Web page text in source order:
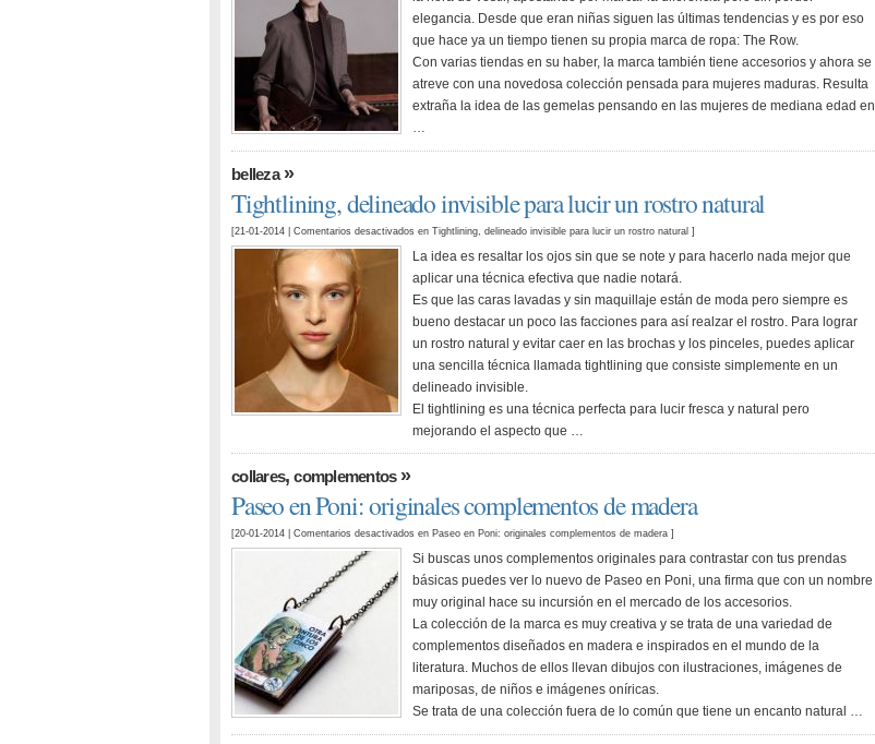
elegancia. Desde que eran niñas siguen las últimas tendencias y es por eso
que hace ya un tiempo tienen su propia marca de ropa: The Row.
Con varias tiendas en su haber, la marca también tiene accesorios y ahora se
atreve con una novedosa colección pensada para mujeres maduras. Resulta
extraña la idea de las gemelas pensando en las mujeres de mediana edad en
belleza»
Tightlining, delineado invisible para lucir un rostro natural
[21-01-2014 | Comentarios desactivados en Tightlining, delineado invisible para lucir un rostro natural ]
La idea es resaltar los ojos sin que se note y para hacerlo nada mejor que
aplicar una técnica efectiva que nadie notará.
Es que las caras lavadas y sin maquillaje están de moda pero siempre es
bueno destacar un poco las facciones para así realzar el rostro. Para lograr
un rostro natural y evitar caer en las brochas y los pinceles, puedes aplicar
una sencilla técnica llamada tightlining que consiste simplemente en un
delineado invisible.
El tightlining es una técnica perfecta para lucir fresca y natural pero
mejorando el aspecto que …
collares,complementos»
Paseo en Poni: originales complementos de madera
[20-01-2014 | Comentarios desactivados en Paseo en Poni: originales complementos de madera ]
Si buscas unos complementos originales para contrastar con tus prendas
básicas puedes ver lo nuevo de Paseo en Poni, una firma que con un nombre
muy original hace su incursión en el mercado de los accesorios.
La colección de la marca es muy creativa y se trata de una variedad de
complementos diseñados en madera e inspirados en el mundo de la
literatura. Muchos de ellos llevan dibujos con ilustraciones, imágenes de
mariposas, de niños e imágenes oníricas.
Se trata de una colección fuera de lo común que tiene un encanto natural …